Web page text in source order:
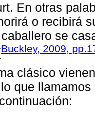
En otras
o recibirá
se
Buckley, 2009,
clásico
que